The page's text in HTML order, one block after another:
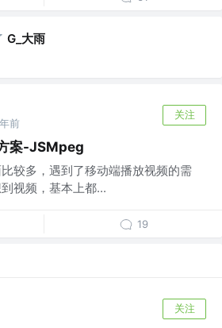
G_大雨
前
关注
案-JSMpeg
较多，遇到了移动端播放视频的需
视频，基本上都...
19
关注